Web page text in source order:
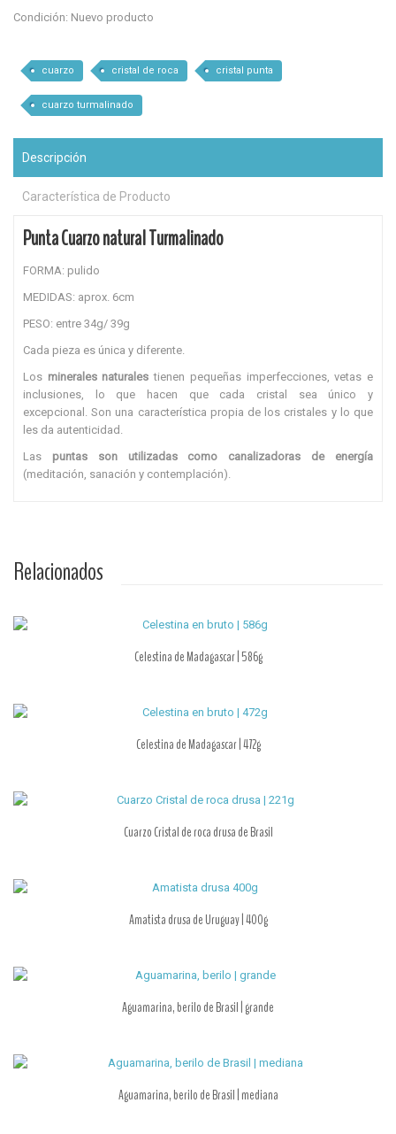
Condición: Nuevo producto
cuarzo cristal de roca cristal punta
cuarzo turmalinado
Descripción
Característica de Producto
Punta Cuarzo natural Turmalinado
FORMA: pulido
MEDIDAS: aprox. 6cm
PESO: entre 34g/ 39g
Cada pieza es única y diferente.
Los minerales naturales tienen pequeñas imperfecciones, vetas e
inclusiones, lo que hacen que cada cristal sea único y
excepcional. Son una característica propia de los cristales y lo que
les da autenticidad.
Las puntas son utilizadas como canalizadoras de energía
(meditación, sanación y contemplación).
Relacionados
Celestina de Madagascar | 586g
Celestina de Madagascar | 472g
Cuarzo Cristal de roca drusa de Brasil
Amatista drusa de Uruguay | 400g
Aguamarina, berilo de Brasil | grande
Aguamarina, berilo de Brasil | mediana